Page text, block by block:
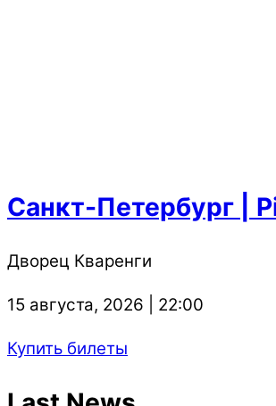
Санкт-Петербург |
Дворец Кваренги
15 августа, 2026 | 22:00
Купить билеты